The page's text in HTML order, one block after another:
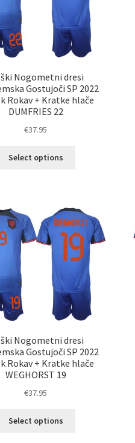
izdelka
Nogometni dresi
Gostujoči SP 2022
Rokav + Kratke hlače
DUMFRIES 22
€37.95
Select options
Možnosti
lahko
izberete
na
strani
izdelka
Nogometni dresi
Gostujoči SP 2022
Rokav + Kratke hlače
WEGHORST 19
€37.95
Select options